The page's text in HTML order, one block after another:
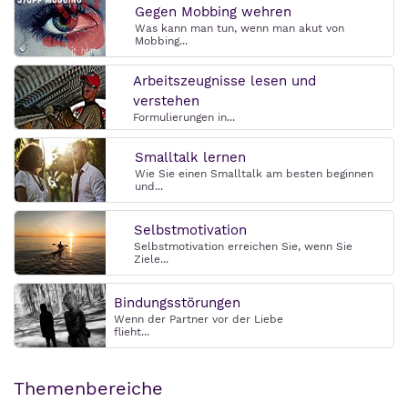
Gegen Mobbing wehren
Was kann man tun, wenn man akut von
Mobbing...
Arbeitszeugnisse lesen und
verstehen
Formulierungen in...
Smalltalk lernen
Wie Sie einen Smalltalk am besten beginnen
und...
Selbstmotivation
Selbstmotivation erreichen Sie, wenn Sie
Ziele...
Bindungsstörungen
Wenn der Partner vor der Liebe
flieht...
Themenbereiche